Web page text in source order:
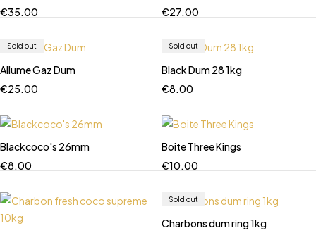
€35.00
€27.00
Sold out
Allume Gaz Dum
€25.00
Sold out
Black Dum 28 1kg
€8.00
Blackcoco's 26mm
€8.00
Boite Three Kings
€10.00
Sold out
Charbons dum ring 1kg